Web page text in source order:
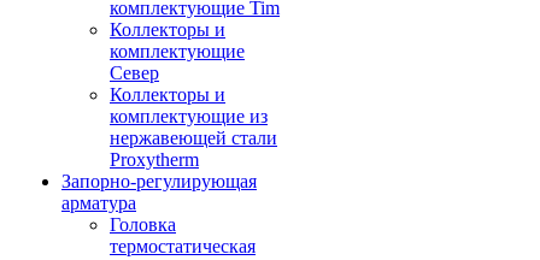
комплектующие Tim
Коллекторы и
комплектующие
Север
Коллекторы и
комплектующие из
нержавеющей стали
Proxytherm
Запорно-регулирующая
арматура
Головка
термостатическая